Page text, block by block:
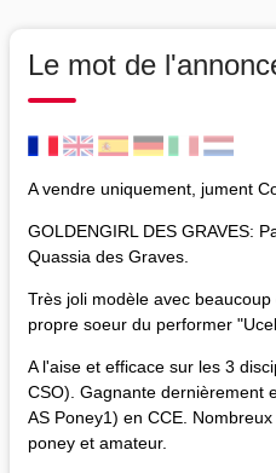
Le mot de
A vendre uniquement, jument
GOLDENGIRL DES GRAVES:
Quassia des Graves.
Très joli modèle avec
propre soeur du performer
A l'aise et efficace sur les 3
CSO). Gagnante dernièrement
AS Poney1) en CCE.
poney et amateur.